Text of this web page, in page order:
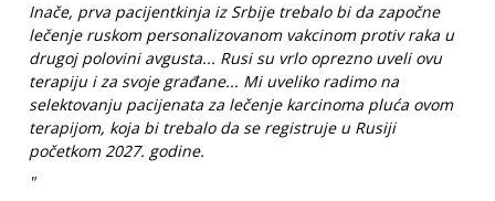
Inače, prva pacijentkinja iz Srbije trebalo bi da započne
lečenje ruskom personalizovanom vakcinom protiv raka u
drugoj polovini avgusta... Rusi su vrlo oprezno uveli ovu
terapiju i za svoje građane... Mi uveliko radimo na
selektovanju pacijenata za lečenje karcinoma pluća ovom
terapijom, koja bi trebalo da se registruje u Rusiji
početkom 2027. godine.
"